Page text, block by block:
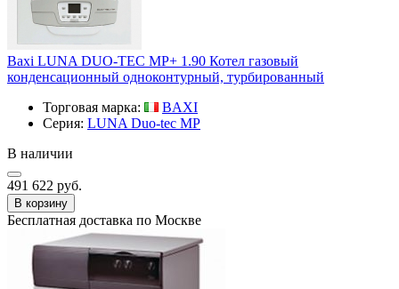
Baxi LUNA DUO-TEC MP+ 1.90 Котел газовый
конденсационный одноконтурный, турбированный
Торговая марка:
BAXI
Серия: LUNA Duo-tec MP
В наличии
491 622 руб.
В корзину
Бесплатная доставка по Москве